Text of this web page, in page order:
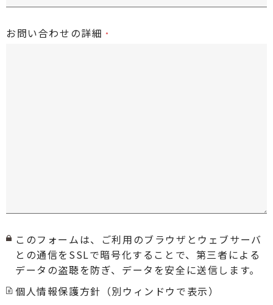
お問い合わせの詳細
このフォームは、ご利用のブラウザとウェブサーバ
との通信をSSLで暗号化することで、第三者による
データの盗聴を防ぎ、データを安全に送信します。
個人情報保護方針（別ウィンドウで表示）